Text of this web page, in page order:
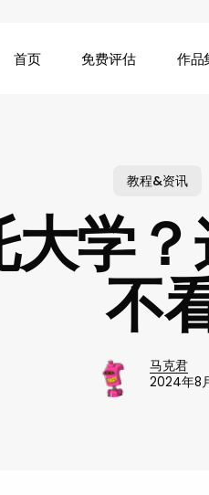
首页 免费评估 作品
教程&资讯
学
不
马克君
2024年8